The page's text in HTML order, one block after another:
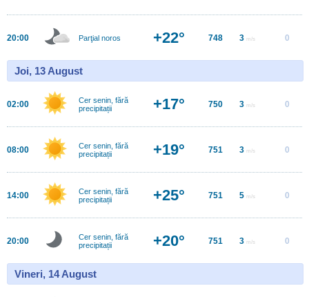
20:00 Parţial noros +22° 748 3 m/s 0
Joi, 13 August
02:00
Cer senin, fără
precipitații
+17° 750 3 m/s 0
08:00
Cer senin, fără
precipitații
+19° 751 3 m/s 0
14:00
Cer senin, fără
precipitații
+25° 751 5 m/s 0
20:00
Cer senin, fără
precipitații
+20° 751 3 m/s 0
Vineri, 14 August